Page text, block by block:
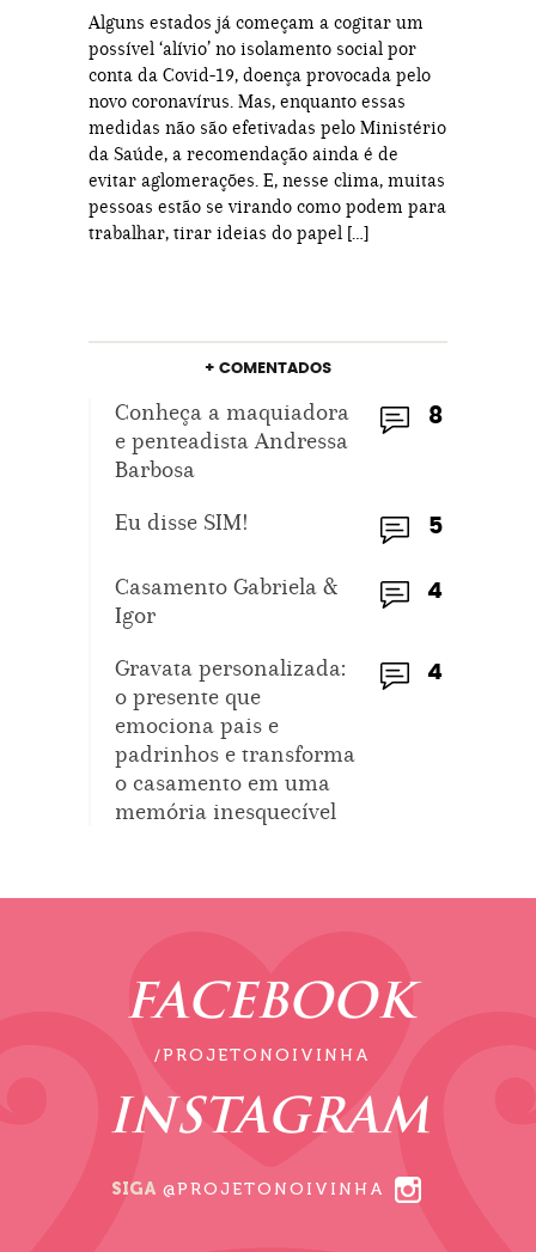
Alguns estados já começam a cogitar um
possível ‘alívio’ no isolamento social por
conta da Covid-19, doença provocada pelo
novo coronavírus. Mas, enquanto essas
medidas não são efetivadas pelo Ministério
da Saúde, a recomendação ainda é de
evitar aglomerações. E, nesse clima, muitas
pessoas estão se virando como podem para
trabalhar, tirar ideias do papel […]
+ COMENTADOS
8
Conheça a maquiadora
e penteadista Andressa
Barbosa
5
Eu disse SIM!
4
Casamento Gabriela &
Igor
4
Gravata personalizada:
o presente que
emociona pais e
padrinhos e transforma
o casamento em uma
memória inesquecível
FACEBOOK
/PROJETONOIVINHA
INSTAGRAM
SIGA @PROJETONOIVINHA